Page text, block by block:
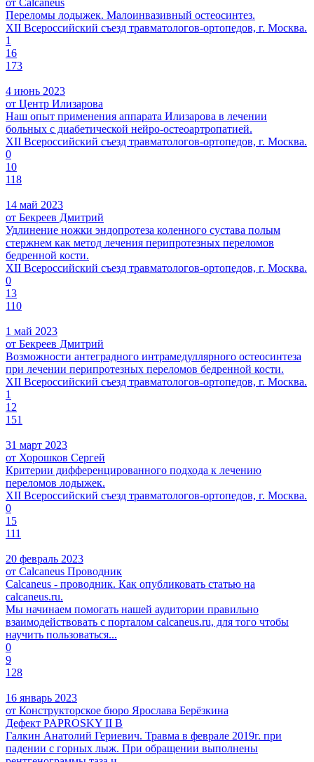
от Calcaneus
Переломы лодыжек. Малоинвазивный остеосинтез.
XII Всероссийский съезд травматологов-ортопедов, г. Москва.
1
16
173
4 июнь 2023
от Центр Илизарова
Наш опыт применения аппарата Илизарова в лечении
больных с диабетической нейро-остеоартропатией.
XII Всероссийский съезд травматологов-ортопедов, г. Москва.
0
10
118
14 май 2023
от Бекреев Дмитрий
Удлинение ножки эндопротеза коленного сустава полым
стержнем как метод лечения перипротезных переломов
бедренной кости.
XII Всероссийский съезд травматологов-ортопедов, г. Москва.
0
13
110
1 май 2023
от Бекреев Дмитрий
Возможности антеградного интрамедуллярного остеосинтеза
при лечении перипротезных переломов бедренной кости.
XII Всероссийский съезд травматологов-ортопедов, г. Москва.
1
12
151
31 март 2023
от Хорошков Сергей
Критерии дифференцированного подхода к лечению
переломов лодыжек.
XII Всероссийский съезд травматологов-ортопедов, г. Москва.
0
15
111
20 февраль 2023
от Calcaneus Проводник
Calcaneus - проводник. Как опубликовать статью на
calcaneus.ru.
Мы начинаем помогать нашей аудитории правильно
взаимодействовать с порталом calcaneus.ru, для того чтобы
научить пользоваться...
0
9
128
16 январь 2023
от Конструкторское бюро Ярослава Берёзкина
Дефект PAPROSKY II B
Галкин Анатолий Гериевич. Травма в феврале 2019г. при
падении с горных лыж. При обращении выполнены